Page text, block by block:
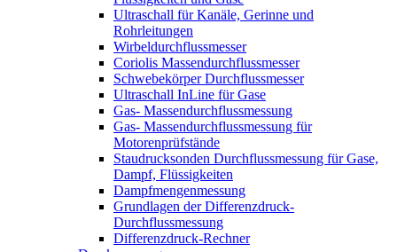
Ultraschall für Kanäle, Gerinne und
Rohrleitungen
Wirbeldurchflussmesser
Coriolis Massendurchflussmesser
Schwebekörper Durchflussmesser
Ultraschall InLine für Gase
Gas- Massendurchflussmessung
Gas- Massendurchflussmessung für
Motorenprüfstände
Staudrucksonden Durchflussmessung für Gase,
Dampf, Flüssigkeiten
Dampfmengenmessung
Grundlagen der Differenzdruck-
Durchflussmessung
Differenzdruck-Rechner